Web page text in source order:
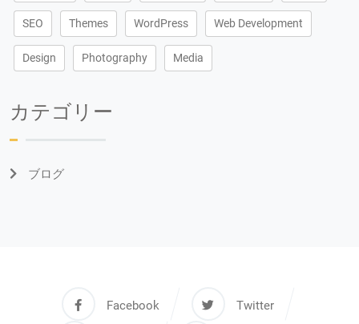
SEO Themes WordPress Web Development
Design Photography Media
カテゴリー
ブログ
Facebook Twitter